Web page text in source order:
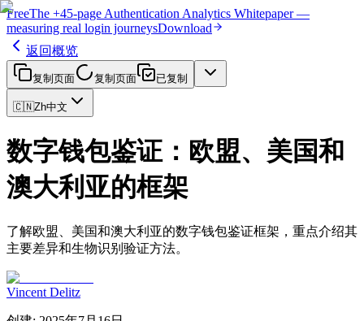
FreeThe +45-page Authentication Analytics Whitepaper —
measuring real login journeysDownload
返回概览
复制页面 复制页面 已复制
🇨🇳Zh中文
数字钱包鉴证：欧盟、美国和
澳大利亚的框架
了解欧盟、美国和澳大利亚的数字钱包鉴证框架，重点介绍其
主要差异和生物识别验证方法。
Vincent Delitz